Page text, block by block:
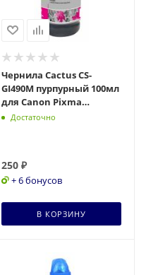
Чернила Cactus CS-
GI490M пурпурный 100мл
для Canon Pixma
G1400/G2400/G3400
Достаточно
250₽
+ 6 бонусов
В КОРЗИНУ